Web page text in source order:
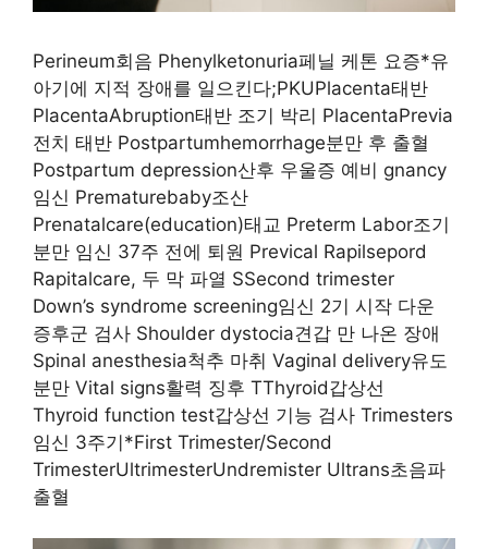
Perineum회음 Phenylketonuria페닐 케톤 요증*유
아기에 지적 장애를 일으킨다;PKUPlacenta태반
PlacentaAbruption태반 조기 박리 PlacentaPrevia
전치 태반 Postpartumhemorrhage분만 후 출혈
Postpartum depression산후 우울증 예비 gnancy
임신 Prematurebaby조산
Prenatalcare(education)태교 Preterm Labor조기
분만 임신 37주 전에 퇴원 Prevical Rapilsepord
Rapitalcare, 두 막 파열 SSecond trimester
Down’s syndrome screening임신 2기 시작 다운
증후군 검사 Shoulder dystocia견갑 만 나온 장애
Spinal anesthesia척추 마취 Vaginal delivery유도
분만 Vital signs활력 징후 TThyroid갑상선
Thyroid function test갑상선 기능 검사 Trimesters
임신 3주기*First Trimester/Second
TrimesterUltrimesterUndremister Ultrans초음파
출혈